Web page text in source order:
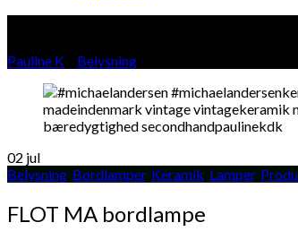
Pauline K Belysning
02 jul
Belysning Bordlamper, Keramik Lamper,
FLOT MA bordlampe